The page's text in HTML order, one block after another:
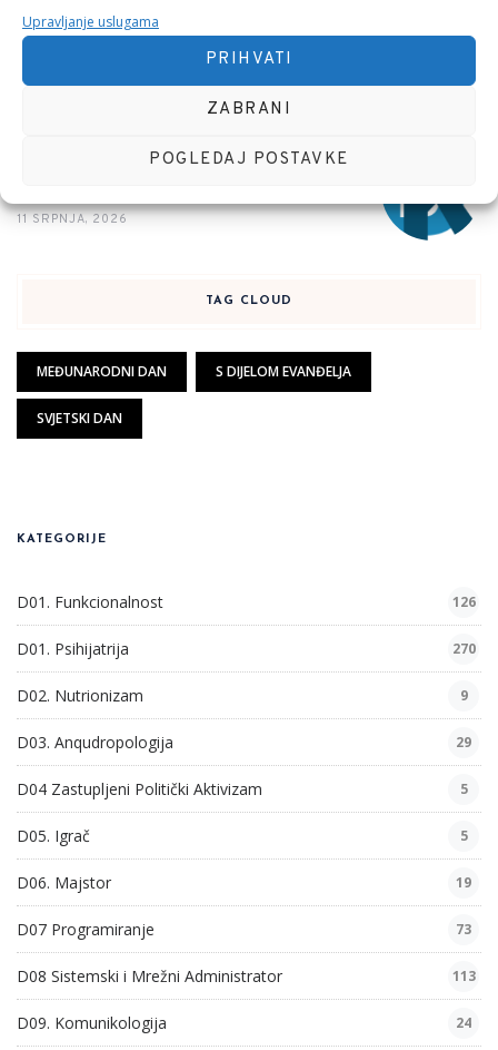
Upravljanje uslugama
PRIHVATI
ZABRANI
POGLEDAJ POSTAVKE
30 SRPNJA, 2026
Interaktivni odnos politike (države) i
11 SRPNJA, 2026
TAG CLOUD
MEĐUNARODNI DAN S DIJELOM EVANĐELJA
SVJETSKI DAN
KATEGORIJE
D01. Funkcionalnost 126
D01. Psihijatrija 270
D02. Nutrionizam 9
D03. Anqudropologija 29
D04 Zastupljeni Politički Aktivizam 5
D05. Igrač 5
D06. Majstor 19
D07 Programiranje 73
D08 Sistemski i Mrežni Administrator 113
D09. Komunikologija 24